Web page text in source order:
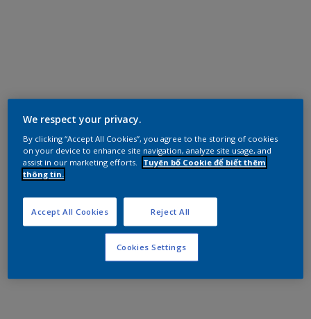
We respect your privacy.
By clicking “Accept All Cookies”, you agree to the storing of cookies
on your device to enhance site navigation, analyze site usage, and
assist in our marketing efforts.
Tuyên bố Cookie để biết thêm
thông tin.
Reject All
Accept All Cookies
Cookies Settings